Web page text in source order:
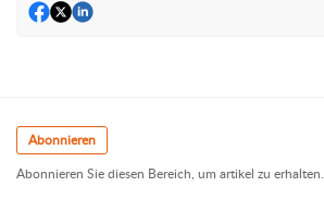
Abonnieren
Abonnieren Sie diesen Bereich, um artikel zu erhalten.